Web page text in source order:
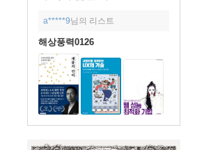
a*****9님의 리스트
해상풍력0126